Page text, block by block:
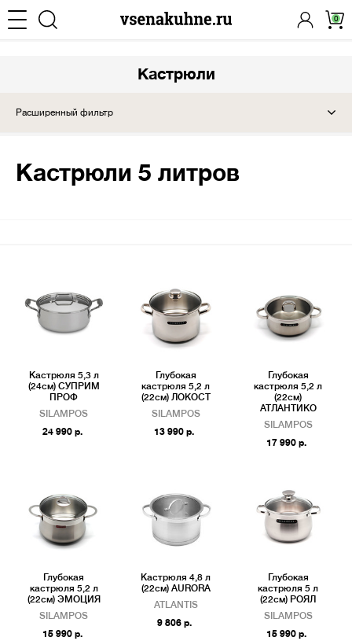
0
Кастрюли
Расширенный фильтр
Кастрюли 5 литров
Кастрюля 5,3 л
(24см) СУПРИМ
ПРОФ
SILAMPOS
24 990 р.
Глубокая
кастрюля 5,2 л
(22см) ЛОКОСТ
SILAMPOS
13 990 р.
Глубокая
кастрюля 5,2 л
(22см)
АТЛАНТИКО
SILAMPOS
17 990 р.
Глубокая
кастрюля 5,2 л
(22см) ЭМОЦИЯ
SILAMPOS
15 990 р.
Кастрюля 4,8 л
(22см) AURORA
ATLANTIS
9 806 р.
Глубокая
кастрюля 5 л
(22см) РОЯЛ
SILAMPOS
15 990 р.